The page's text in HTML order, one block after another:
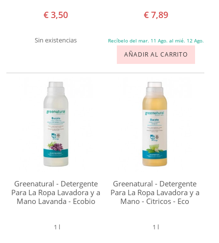
€ 3,50
Sin existencias
€ 7,89
Recíbelo del mar. 11 Ago. al mié. 12 Ago.
AÑADIR AL CARRITO
Greenatural - Detergente
Para La Ropa Lavadora y a
Mano Lavanda - Ecobio
1 l
Greenatural - Detergente
Para La Ropa Lavadora y a
Mano - Citricos - Eco
1 l